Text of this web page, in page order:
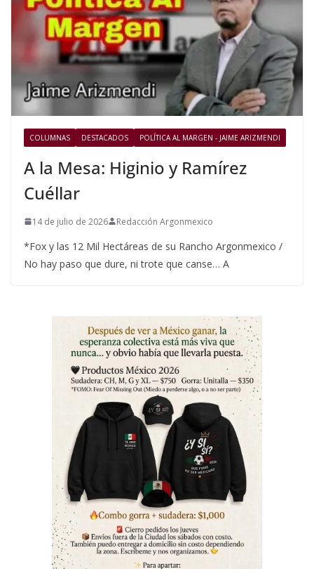
COLUMNAS DESTACADOS POLÍTICA AL MARGEN - JAIME ARIZMENDI
A la Mesa: Higinio y Ramírez
Cuéllar
14 de julio de 2026 Redacción Argonmexico
*Fox y las 12 Mil Hectáreas de su Rancho Argonmexico /
No hay paso que dure, ni trote que canse… A